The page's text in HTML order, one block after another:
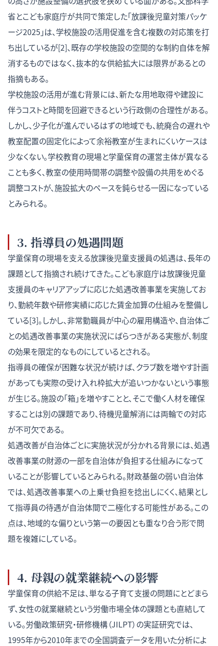
省とこども家庭庁が共同で策定した「放課後児童対策パッケ
ージ2025」は、学校施設の活用促進を含む複数の対応策を打
ち出しているが[2]、既存の学校施設の空間的な制約自体を解
消するものではなく、抜本的な供給拡大には限界があるとの
指摘もある。
学校施設の活用が進む背景には、新たな用地取得や建設に
伴うコストと時間を回避できるという行政側の合理性がある。
しかし、少子化が進んでいるはずの地域でも、統廃合の遅れや
教室配置の固定化によって余裕教室が生まれにくいケースは
少なくない。学校教育の現場と学童保育の運営主体が異なる
ことも多く、教室の使用時間帯の調整や設備の共用をめぐる
調整コストが、施設拡大のペースを鈍らせる一因になっている
とみられる。
3. 指導員の処遇問題
学童保育の現場を支える放課後児童支援員の処遇は、長年の
課題として指摘され続けてきた。こども家庭庁は放課後児童
支援員のキャリアアップに応じた処遇改善事業を実施してお
り、勤続年数や研修実績に応じた賃金加算の仕組みを整備し
ている[3]。しかし、非常勤職員が中心の雇用構造や、自治体ご
との処遇改善事業の実施状況にばらつきがある実態が、制度
の効果を限定的なものにしているとされる。
指導員の確保が困難な状況が続けば、クラブ数を増やす計画
があっても実際の受け入れ枠拡大が追いつかないという事態
が生じる。施設の「箱」を増やすことと、そこで働く人材を確保
することは別の課題であり、待機児童解消には両輪での対応
が不可欠である。
処遇改善が自治体ごとに実施状況が分かれる背景には、処遇
改善事業の財源の一部を自治体が負担する仕組みになって
いることが影響しているとみられる。財政基盤の弱い自治体
では、処遇改善事業への上乗せ負担を捻出しにくく、結果とし
て指導員の待遇が自治体間で二極化する可能性がある。この
点は、地域的な偏りという第一の要因とも重なり合う形で問
題を複雑にしている。
4. 母親の就業継続への影響
学童保育の供給不足は、単なる子育て支援の問題にとどまら
ず、女性の就業継続という労働市場全体の課題とも直結して
いる。労働政策研究・研修機構（JILPT）の実証研究では、
1995年から2010年までの全国調査データを用いた分析によ